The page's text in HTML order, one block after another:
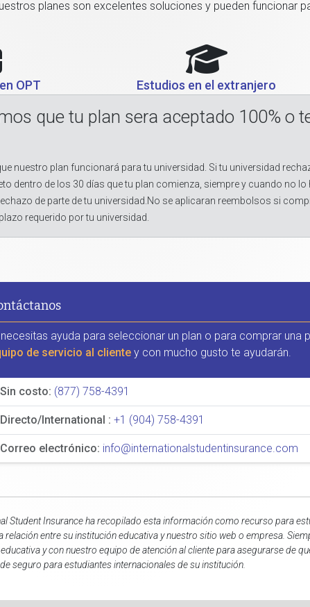
planes son excelentes soluciones y pueden funcionar
OPT Estudios en el extranjero
que tu plan sera aceptado 100% o
nuestro plan funcionará para tu universidad. Si tu universidad
dentro de los 30 días que tu plan comienza, siempre y cuando no lo
de parte de tu universidad.No se aplicaran reembolsos si
requerido por tu universidad.
necesitas ayuda para seleccionar un plan o para comprar una
de servicio al cliente y con mucho gusto te ayudarán.
Sin costo: (877) 758-4391
Directo/International : +1 (904) 758-4391
Correo electrónico: info@internationalstudentinsurance.com
Student Insurance ha recopilado esta información como recurso para
relación entre su institución educativa y nuestro sitio web o empresa.
y con nuestro equipo de atención al cliente para asegurarse de
seguro para estudiantes internacionales de su institución.